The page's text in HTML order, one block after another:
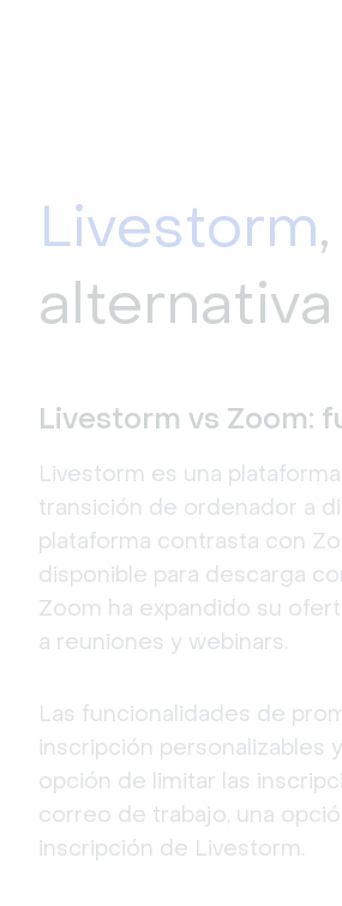
Livestorm
Livestorm vs Zoom:
Livestorm es una
transición de ordenador a
plataforma contrasta con
disponible para descarga
Zoom ha expandido su
a reuniones y webinars.
Las funcionalidades de
inscripción personalizables
opción de limitar las
correo de trabajo, una
inscripción de Livestorm.